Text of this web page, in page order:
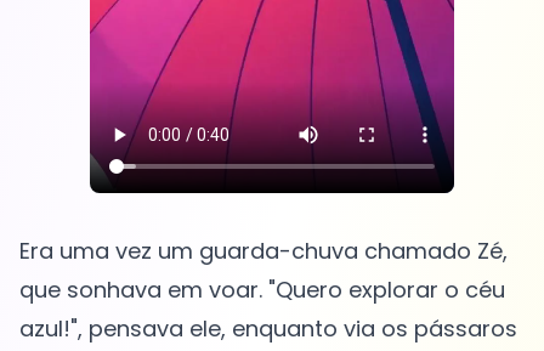
Era uma vez um guarda-chuva chamado Zé,
que sonhava em voar. "Quero explorar o céu
azul!", pensava ele, enquanto via os pássaros